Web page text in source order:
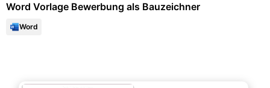
Word Vorlage Bewerbung als Bauzeichner
Word